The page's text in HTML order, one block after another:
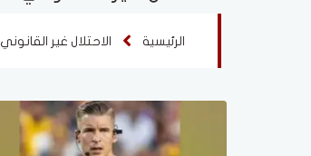
الرئيسية الاحتلال غير القانوني